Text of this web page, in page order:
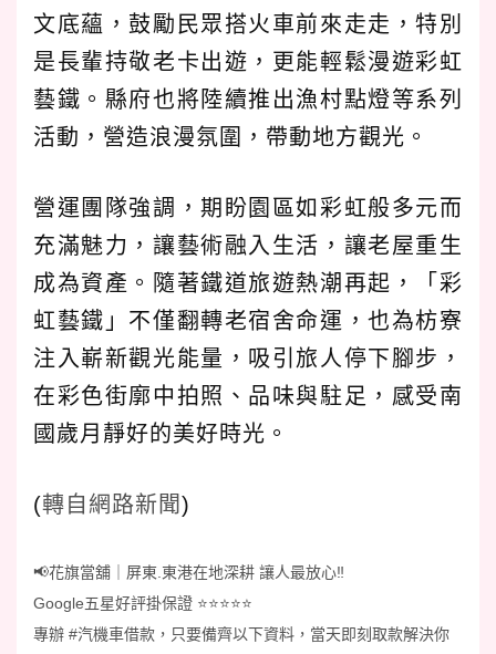
文底蘊，鼓勵民眾搭火車前來走走，特別
是長輩持敬老卡出遊，更能輕鬆漫遊彩虹
藝鐵。縣府也將陸續推出漁村點燈等系列
活動，營造浪漫氛圍，帶動地方觀光。
營運團隊強調，期盼園區如彩虹般多元而
充滿魅力，讓藝術融入生活，讓老屋重生
成為資產。隨著鐵道旅遊熱潮再起，「彩
虹藝鐵」不僅翻轉老宿舍命運，也為枋寮
注入嶄新觀光能量，吸引旅人停下腳步，
在彩色街廓中拍照、品味與駐足，感受南
國歲月靜好的美好時光。
(轉自網路新聞)
📢花旗當舖｜屏東.東港在地深耕 讓人最放心‼️
Google五星好評掛保證 ⭐️⭐️⭐️⭐️⭐️
專辦 #汽機車借款，只要備齊以下資料，當天即刻取款解決你